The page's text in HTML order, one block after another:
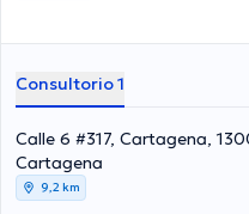
Consultorio 1
Calle 6 #317, Cartagena,
Cartagena
9,2 km